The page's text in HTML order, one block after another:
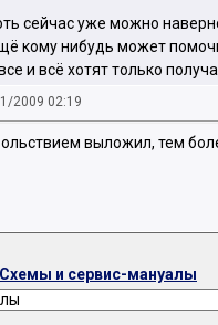
сейчас уже можно
кому нибудь может
и всё хотят только
2009 02:19
выложил, тем
Схемы и сервис-мануалы